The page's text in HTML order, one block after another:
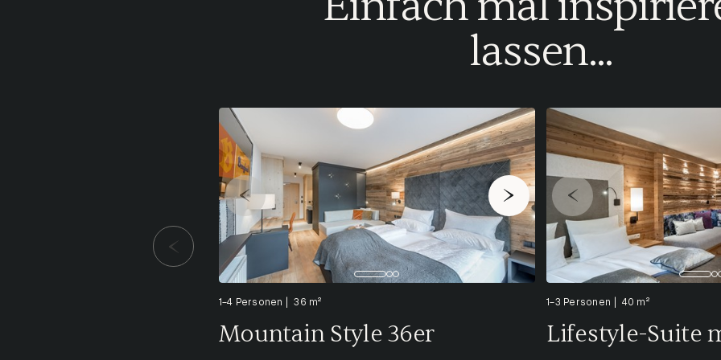
lassen...
1-4 Personen 36 m²
Mountain Style 36er
1-3 Personen 40 m²
Lifestyle-Suite